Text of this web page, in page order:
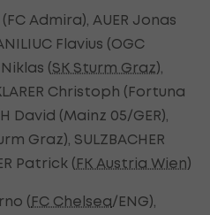
Admira), AUER Jonas
Flavius (OGC
Niklas (SK Sturm Graz),
Christoph (Fortuna
David (Mainz 05/GER),
Graz), SULZBACHER
Patrick (FK Austria Wien)
(FC Chelsea/ENG),